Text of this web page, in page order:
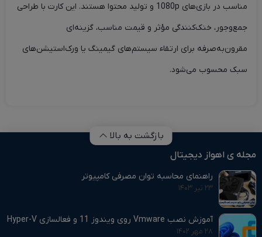
مناسب در بازی‌های 1080p و تولید محتوا هستند. این کارت با طراحی
جمع‌وجور، خنک‌کنندگی مؤثر و قیمت مناسب، گزینه‌ای
مقرون‌به‌صرفه برای ارتقاء سیستم‌های گیمینگ یا ورک‌استیشن‌های
سبک محسوب می‌شود.
بازگشت به بالا
مجله ی اهواز دیجیتال
راهنمای محاسبه توان مصرفی کامپیوتر
۲۳ تیر ۱۴۰۳
آموزش نصب Vmware روی ویندوز 11 و فعالسازی Hyper-V
۲۸ مهر ۱۴۰۲